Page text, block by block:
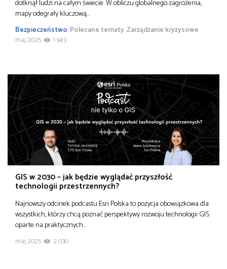
dotknął ludzi na całym świecie. W obliczu globalnego zagrożenia,
mapy odegrały kluczową…
Bezpieczeństwo Polecane tematy Zarządzanie kryzysowe
maj 2025
1 943
GIS w 2030 – jak będzie wyglądać przyszłość
technologii przestrzennych?
Najnowszy odcinek podcastu Esri Polska to pozycja obowiązkowa dla
wszystkich, którzy chcą poznać perspektywy rozwoju technologii GIS
oparte na praktycznych…
maj 2025 2 030